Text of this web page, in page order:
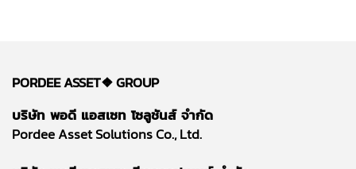
PORDEE ASSET❖GROUP
บริษัท พอดี แอสเซท โซลูชันส์ จำกัด
Pordee Asset Solutions Co., Ltd.